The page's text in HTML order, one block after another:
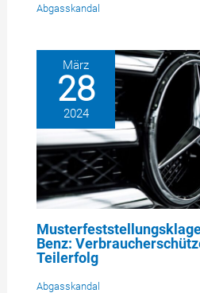
Abgasskandal
März
28
2024
Benz:
Teilerfolg
Abgasskandal